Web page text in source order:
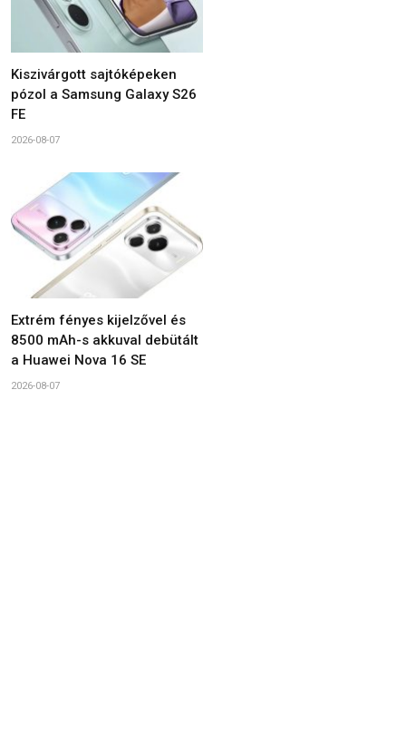
Kiszivárgott sajtóképeken
pózol a Samsung Galaxy S26
FE
2026-08-07
Extrém fényes kijelzővel és
8500 mAh-s akkuval debütált
a Huawei Nova 16 SE
2026-08-07